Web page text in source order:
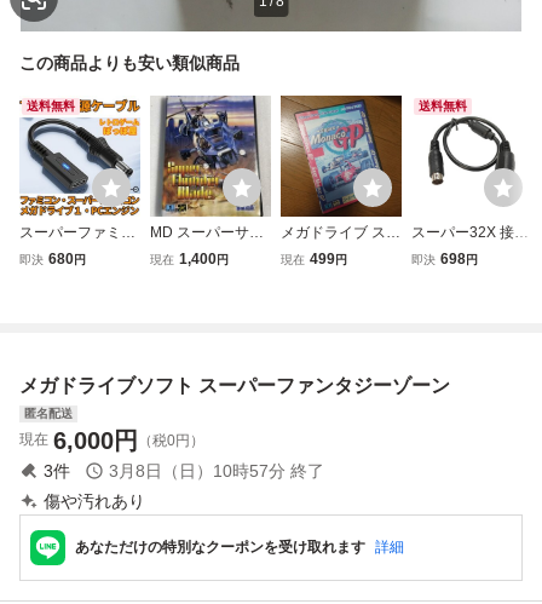
この商品よりも安い類似商品
送料無料
スーパーファミコ
ン PCエンジン メ
即決 680円
MD スーパーサン
ダーブレード メガ
現在 1,400円
メガドライブ スー
パーモナコGP 同
現在 499円
送料無料
スーパー32X 接続
ケーブル メガドラ
即決 698円
メガドライブソフト スーパーファンタジーゾーン
匿名配送
現在 6,000円 （税0円）
3件 3月8日（日）10時57分 終了
傷や汚れあり
あなただけの特別なクーポンを受け取れます 詳細